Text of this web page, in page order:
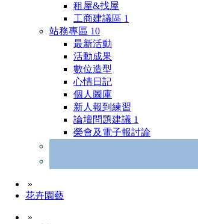
租屋&找屋
工商建議區 1
站務專區 10
最新活動
活動成果
數位造型
心情日記
個人圖庫
新人報到練習
論壇問題建議 1
榮會及電子報討論
»
花卉園藝
»